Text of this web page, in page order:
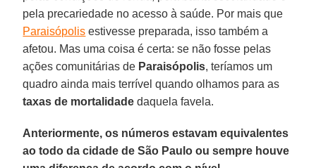
pela precariedade no acesso à saúde. Por mais que
Paraisópolis estivesse preparada, isso também a
afetou. Mas uma coisa é certa: se não fosse pelas
ações comunitárias de Paraisópolis, teríamos um
quadro ainda mais terrível quando olhamos para as
taxas de mortalidade daquela favela.
Anteriormente, os números estavam equivalentes
ao todo da cidade de São Paulo ou sempre houve